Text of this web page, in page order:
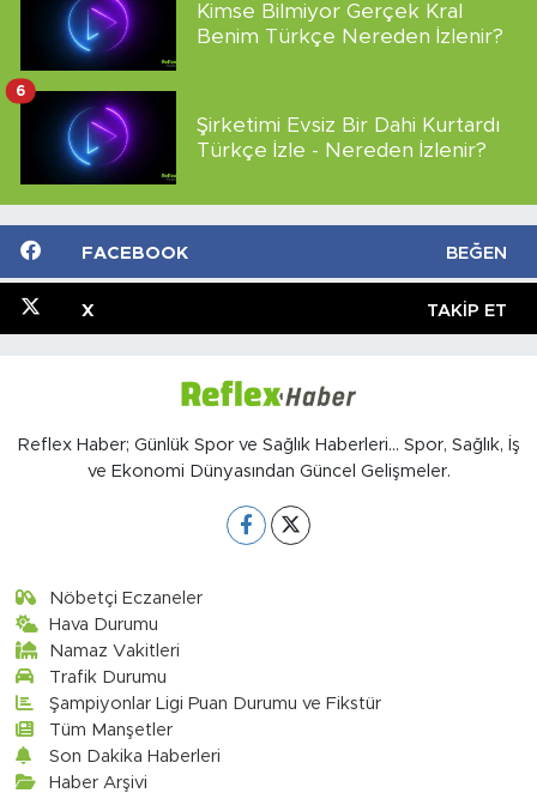
Kimse Bilmiyor Gerçek Kral
Benim Türkçe Nereden İzlenir?
Şirketimi Evsiz Bir Dahi Kurtardı
Türkçe İzle - Nereden İzlenir?
6
FACEBOOK BEĞEN
X TAKIP ET
Reflex Haber; Günlük Spor ve Sağlık Haberleri... Spor, Sağlık, İş
ve Ekonomi Dünyasından Güncel Gelişmeler.
Nöbetçi Eczaneler
Hava Durumu
Namaz Vakitleri
Trafik Durumu
Şampiyonlar Ligi Puan Durumu ve Fikstür
Tüm Manşetler
Son Dakika Haberleri
Haber Arşivi